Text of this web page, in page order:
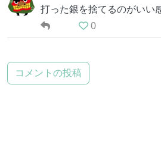
打った銀を捨てるのがいい
0
コメントの投稿